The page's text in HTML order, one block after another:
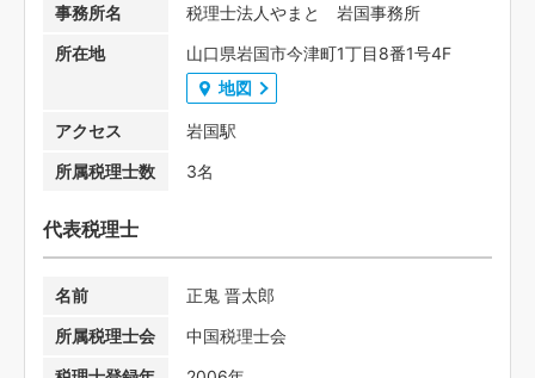
事務所名
税理士法人やまと 岩国事務所
所在地
山口県岩国市今津町1丁目8番1号4F
地図
アクセス
岩国駅
所属税理士数
3名
代表税理士
名前
正鬼 晋太郎
所属税理士会
中国税理士会